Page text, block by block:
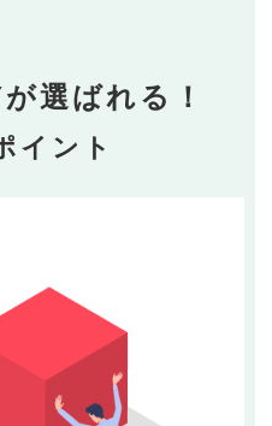
選ばれる！
イント